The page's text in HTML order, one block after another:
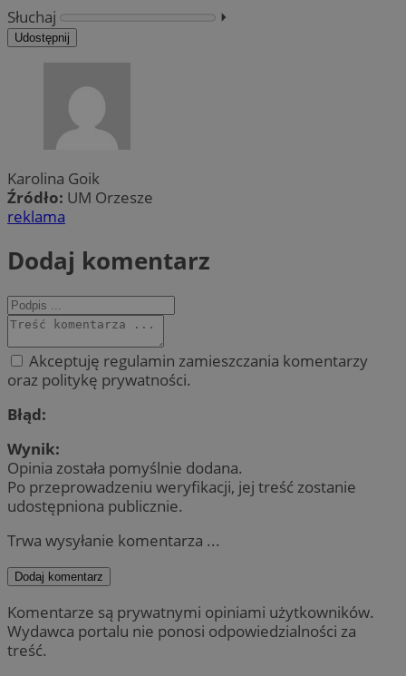
Słuchaj ⏵︎
Udostępnij
Karolina Goik
Źródło: UM Orzesze
reklama
Dodaj komentarz
Akceptuję regulamin zamieszczania komentarzy
oraz politykę prywatności.
Błąd:
Wynik:
Opinia została pomyślnie dodana.
Po przeprowadzeniu weryfikacji, jej treść zostanie
udostępniona publicznie.
Trwa wysyłanie komentarza ...
Dodaj komentarz
Komentarze są prywatnymi opiniami użytkowników.
Wydawca portalu nie ponosi odpowiedzialności za
treść.